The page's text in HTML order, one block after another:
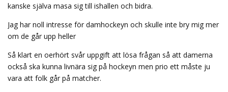
kanske själva masa sig till ishallen och bidra.
Jag har noll intresse för damhockeyn och skulle inte bry mig mer
om de går upp heller
Så klart en oerhört svår uppgift att lösa frågan så att damerna
också ska kunna livnära sig på hockeyn men prio ett måste ju
vara att folk går på matcher.